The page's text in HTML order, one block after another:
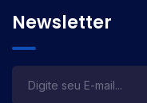
Newsletter